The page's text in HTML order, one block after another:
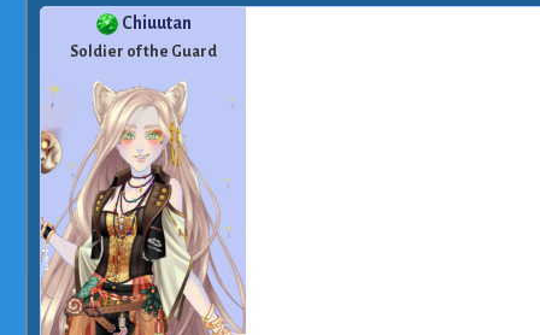
Chiuutan
Soldier of the Guard